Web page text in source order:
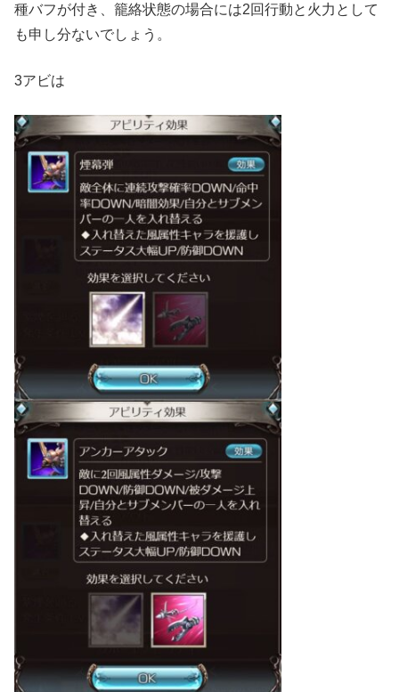
種バフが付き、籠絡状態の場合には2回行動と火力として
も申し分ないでしょう。
3アビは